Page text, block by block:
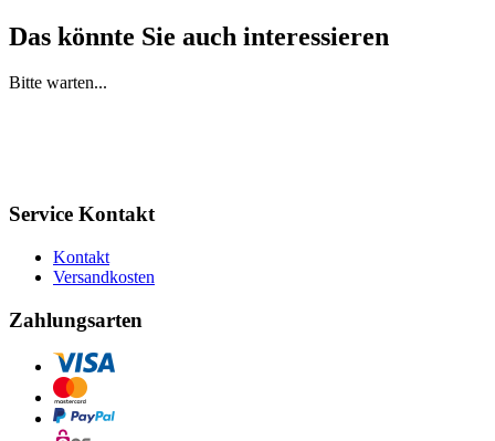
Das könnte Sie auch interessieren
Bitte warten...
Service Kontakt
Kontakt
Versandkosten
Zahlungsarten